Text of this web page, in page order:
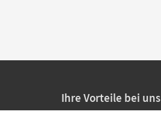
Ihre Vorteile bei uns